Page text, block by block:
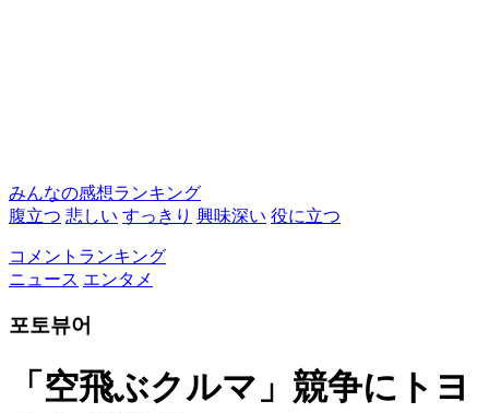
みんなの感想ランキング
腹立つ 悲しい すっきり 興味深い 役に立つ
コメントランキング
ニュース エンタメ
포토뷰어
「空飛ぶクルマ」競争にトヨ